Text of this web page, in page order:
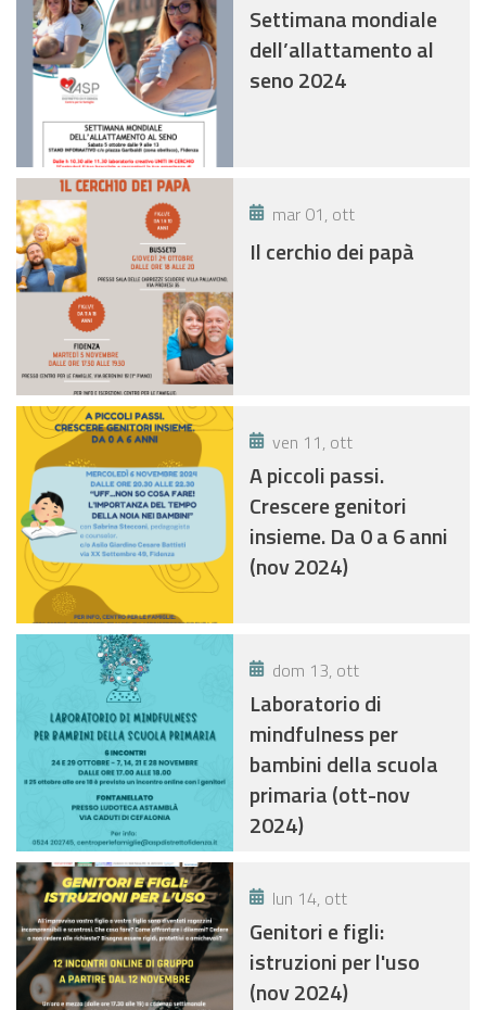
Settimana mondiale
dell’allattamento al
seno 2024
mar 01, ott
Il cerchio dei papà
ven 11, ott
A piccoli passi.
Crescere genitori
insieme. Da 0 a 6 anni
(nov 2024)
dom 13, ott
Laboratorio di
mindfulness per
bambini della scuola
primaria (ott-nov
2024)
lun 14, ott
Genitori e figli:
istruzioni per l'uso
(nov 2024)